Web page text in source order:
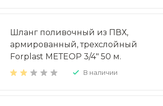
Шланг поливочный из ПВХ,
армированный, трехслойный
Forplast МЕТЕОР 3/4" 50 м.
В наличии